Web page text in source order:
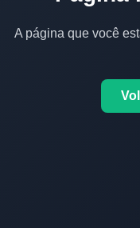
A página que você